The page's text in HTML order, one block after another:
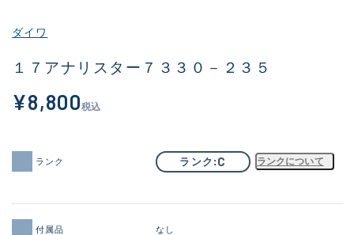
その他
新商品(1874)
ダイワ
１７アナリスター７３３０－２３５
¥8,800税込
ランク ランク C ランクについて
付属品 なし